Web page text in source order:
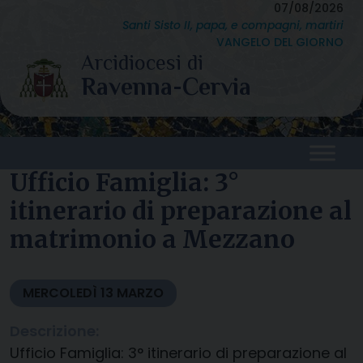
content
07/08/2026
Santi Sisto II, papa, e compagni, martiri
VANGELO DEL GIORNO
Ufficio Famiglia: 3°
itinerario di preparazione al
matrimonio a Mezzano
MERCOLEDÌ 13 MARZO
Ufficio Famiglia: 3° itinerario di preparazione al